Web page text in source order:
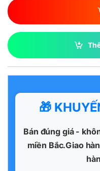
🎁
Bán đúng giá -
miền Bắc.Giao